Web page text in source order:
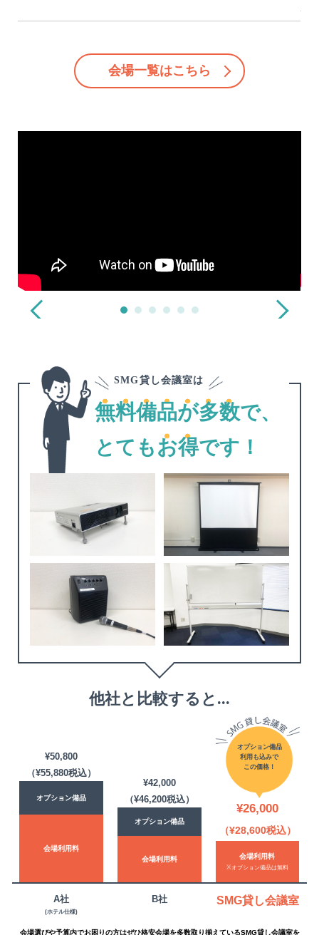
会場一覧はこちら
SMG貸し会議室は
無料備品が多数で、
とてもお得です！
他社と比較すると...
A社
(ホテル仕様)
¥50,800
（¥55,880税込）
オプション備品
会場利用料
B社
¥42,000
（¥46,200税込）
オプション備品
会場利用料
SMG貸し会議室
オプション備品
利用も込みで
この価格！
¥26,000
（¥28,600税込）
会場利用料
※オプション備品は無料
会場選びや予算内でお困りの方はぜひ格安会場を多数取り揃えているSMG貸し会議室を